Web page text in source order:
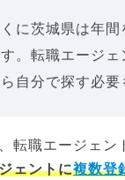
くに茨城県は年
。転職エージ
自分で探す必要
転職エージェン
ェントに複数登